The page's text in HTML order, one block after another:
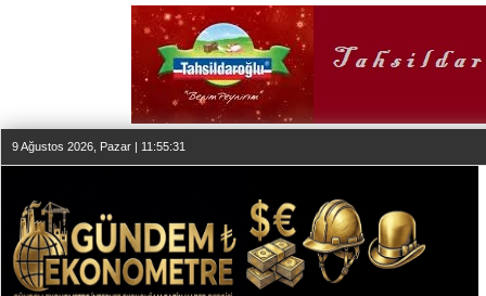
9 Ağustos 2026, Pazar | 11:55:32